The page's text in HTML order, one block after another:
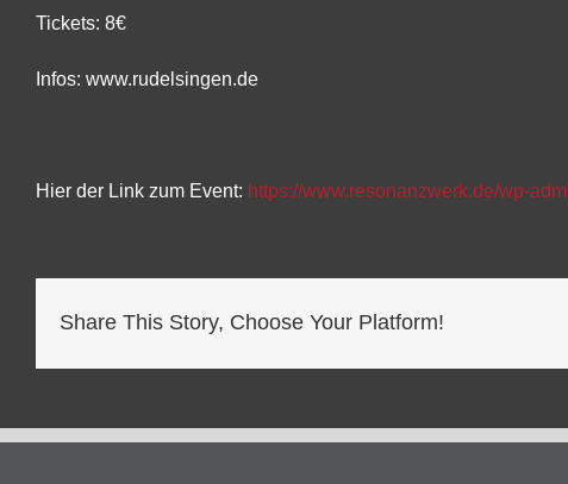
Tickets: 8€
Infos: www.rudelsingen.de
Hier der Link zum Event: https://www.resonanzwerk.de/wp-
Share This Story, Choose Your Platform!